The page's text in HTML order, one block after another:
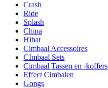
Crash
Ride
Splash
China
Hihat
Cimbaal Accessoires
CImbaal Sets
Cimbaal Tassen en -koffers
Effect Cimbalen
Gongs